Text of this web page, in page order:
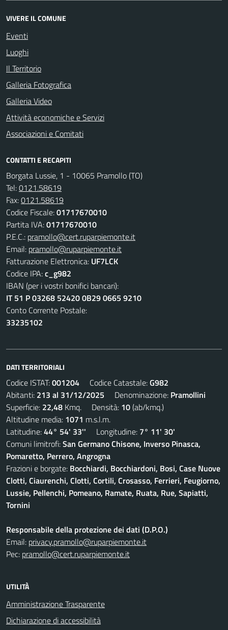
VIVERE IL COMUNE
Eventi
Luoghi
Il Territorio
Galleria Fotografica
Galleria Video
Attività economiche e Servizi
Associazioni e Comitati
CONTATTI E RECAPITI
Borgata Lussie, 1 - 10065 Pramollo (TO)
Tel:0121.58619
Fax:0121.58619
Codice Fiscale:01717670010
Partita IVA:01717670010
P.E.C.: pramollo@cert.ruparpiemonte.it
Email: pramollo@ruparpiemonte.it
Fatturazione Elettronica: UF7LCK
Codice IPA:c_g982
IBAN (per i vostri bonifici bancari):
IT 51 P 03268 52420 0B29 0665 9210
Conto Corrente Postale:
33235102
DATI TERRITORIALI
Codice ISTAT:001204 Codice Catastale:G982
Abitanti: 213 al 31/12/2025 Denominazione: Pramollini
Superficie: 22,48 Kmq. Densità: 10(ab/kmq.)
Altitudine media: 1071 m.s.l.m.
Latitudine:44° 54' 33'' Longitudine: 7° 11' 30'
Comuni limitrofi:San Germano Chisone, Inverso Pinasca,
Pomaretto, Perrero, Angrogna
Frazioni e borgate: Bocchiardi, Bocchiardoni, Bosi, Case Nuove
Clotti, Ciaurenchi, Clotti, Cortili, Crosasso, Ferrieri, Feugiorno,
Lussie, Pellenchi, Pomeano, Ramate, Ruata, Rue, Sapiatti,
Tornini
Responsabile della protezione dei dati (D.P.O.)
Email: privacy.pramollo@ruparpiemonte.it
Pec: pramollo@cert.ruparpiemonte.it
UTILITÀ
Amministrazione Trasparente
Dichiarazione di accessibilità